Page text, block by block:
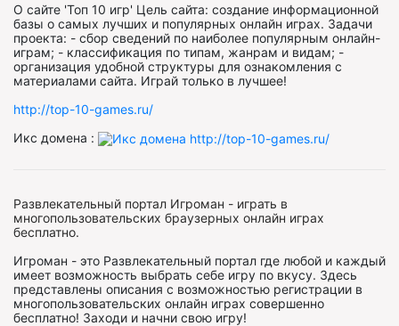
О сайте 'Топ 10 игр' Цель сайта: создание информационной
базы о самых лучших и популярных онлайн играх. Задачи
проекта: - сбор сведений по наиболее популярным онлайн-
играм; - классификация по типам, жанрам и видам; -
организация удобной структуры для ознакомления с
материалами сайта. Играй только в лучшее!
http://top-10-games.ru/
Икс домена :
Развлекательный портал Игроман - играть в
многопользовательских браузерных онлайн играх
бесплатно.
Игроман - это Развлекательный портал где любой и каждый
имеет возможность выбрать себе игру по вкусу. Здесь
представлены описания с возможностью регистрации в
многопользовательских онлайн играх совершенно
бесплатно! Заходи и начни свою игру!